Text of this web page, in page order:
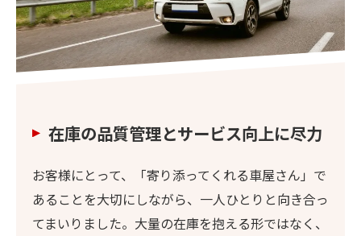
在庫の品質管理とサービス向上に尽力
お客様にとって、「寄り添ってくれる車屋さん」で
あることを大切にしながら、一人ひとりと向き合っ
てまいりました。大量の在庫を抱える形ではなく、